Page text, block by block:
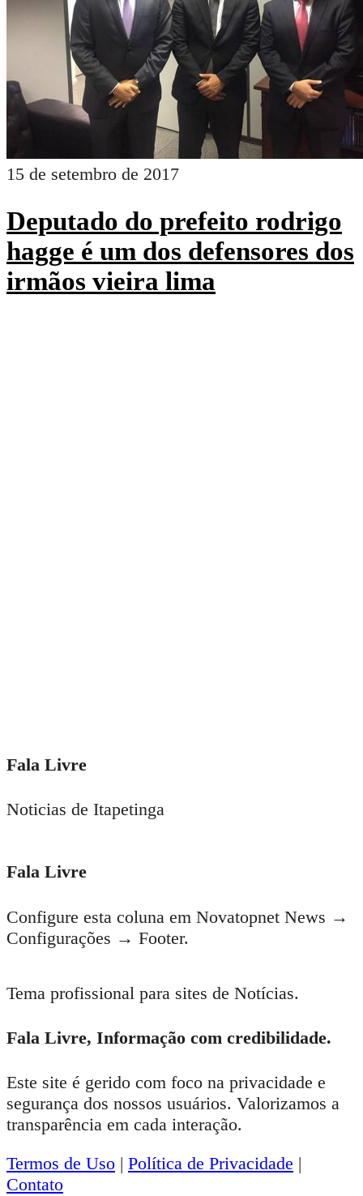
15 de setembro de 2017
Deputado do prefeito rodrigo
hagge é um dos defensores dos
irmãos vieira lima
Fala Livre
Noticias de Itapetinga
Fala Livre
Configure esta coluna em Novatopnet News →
Configurações → Footer.
Tema profissional para sites de Notícias.
Fala Livre, Informação com credibilidade.
Este site é gerido com foco na privacidade e
segurança dos nossos usuários. Valorizamos a
transparência em cada interação.
Termos de Uso | Política de Privacidade |
Contato